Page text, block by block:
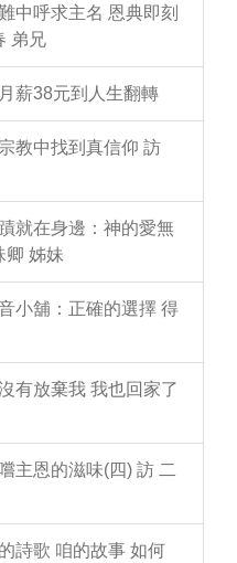
中呼求主名 恩典即刻
弟兄
薪38元到人生翻轉
教中找到真信仰 訪
就在身邊：神的愛無
卿 姊妹
小舖：正確的選擇 得
有放棄我 我也回家了
主恩的滋味(四) 訪 二
詩歌 咱的故事 如何